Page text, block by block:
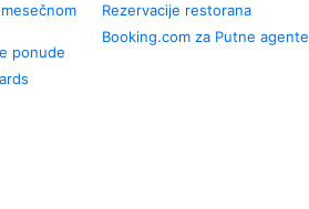
ponude
Rezervacije restorana
Booking.com za Putne agente